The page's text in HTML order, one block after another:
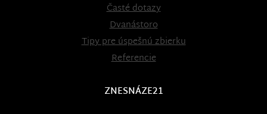
Časté dotazy
Dvanástoro
Tipy pre úspešnú zbierku
Referencie
ZNESNÁZE21